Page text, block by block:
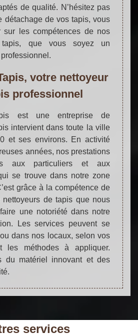
de qualité. N’hésitez pas
détachage de vos tapis, vous
sur les compétences de nos
tapis, que vous soyez un
votre nettoyeur
professionnel
est une entreprise de
intervient dans toute la ville
et ses environs. En activité
années, nos prestations
aux particuliers et aux
se trouve dans notre zone
grâce à la compétence de
nettoyeurs de tapis que nous
une notoriété dans notre
Les services peuvent se
dans nos locaux, selon vos
les méthodes à appliquer.
du matériel innovant et des
services